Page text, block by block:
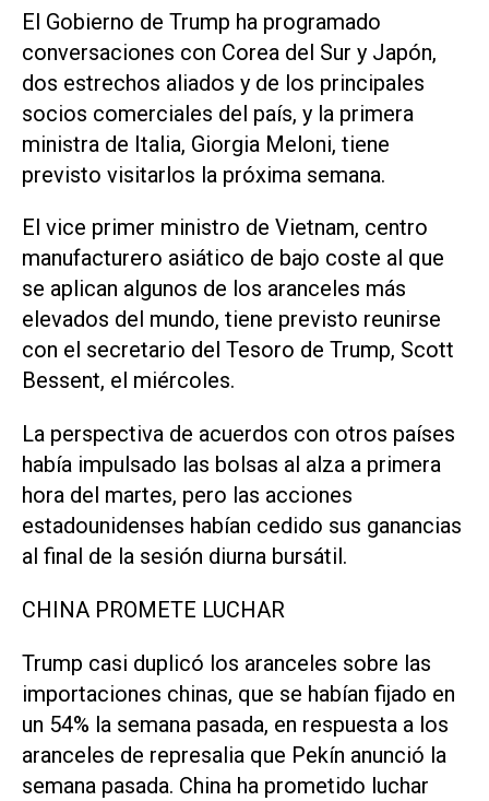
El Gobierno de Trump ha programado
conversaciones con Corea del Sur y Japón,
dos estrechos aliados y de los principales
socios comerciales del país, y la primera
ministra de Italia, Giorgia Meloni, tiene
previsto visitarlos la próxima semana.
El vice primer ministro de Vietnam, centro
manufacturero asiático de bajo coste al que
se aplican algunos de los aranceles más
elevados del mundo, tiene previsto reunirse
con el secretario del Tesoro de Trump, Scott
Bessent, el miércoles.
La perspectiva de acuerdos con otros países
había impulsado las bolsas al alza a primera
hora del martes, pero las acciones
estadounidenses habían cedido sus ganancias
al final de la sesión diurna bursátil.
CHINA PROMETE LUCHAR
Trump casi duplicó los aranceles sobre las
importaciones chinas, que se habían fijado en
un 54% la semana pasada, en respuesta a los
aranceles de represalia que Pekín anunció la
semana pasada. China ha prometido luchar